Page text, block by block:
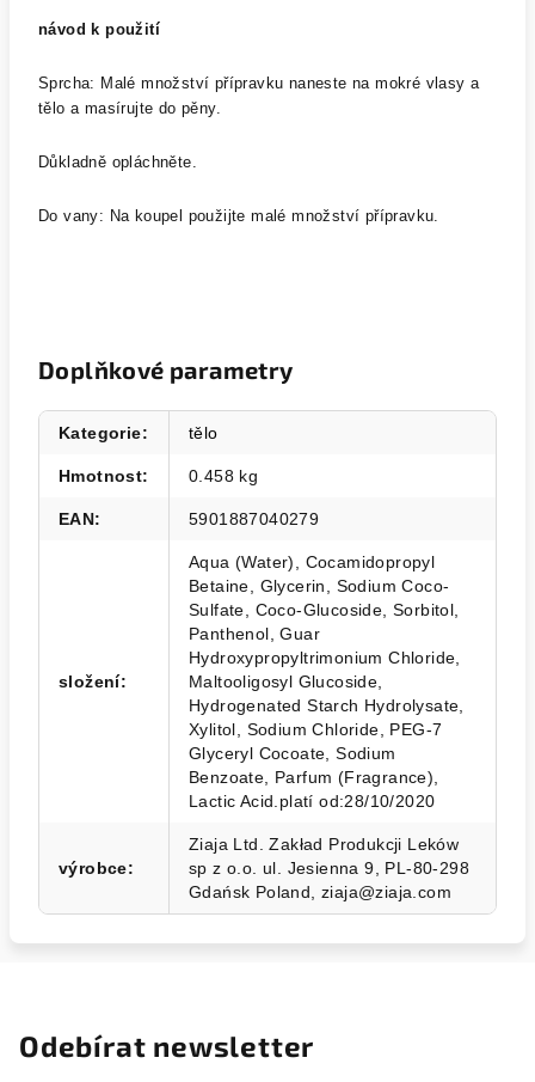
návod k použití
Sprcha: Malé množství přípravku naneste na mokré vlasy a
tělo a masírujte do pěny.
Důkladně opláchněte.
Do vany: Na koupel použijte malé množství přípravku.
Doplňkové parametry
Kategorie: tělo
Hmotnost: 0.458 kg
EAN: 5901887040279
složení:
Aqua (Water), Cocamidopropyl
Betaine, Glycerin, Sodium Coco-
Sulfate, Coco-Glucoside, Sorbitol,
Panthenol, Guar
Hydroxypropyltrimonium Chloride,
Maltooligosyl Glucoside,
Hydrogenated Starch Hydrolysate,
Xylitol, Sodium Chloride, PEG-7
Glyceryl Cocoate, Sodium
Benzoate, Parfum (Fragrance),
Lactic Acid.platí od:28/10/2020
výrobce:
Ziaja Ltd. Zakład Produkcji Leków
sp z o.o. ul. Jesienna 9, PL-80-298
Gdańsk Poland, ziaja@ziaja.com
Odebírat newsletter